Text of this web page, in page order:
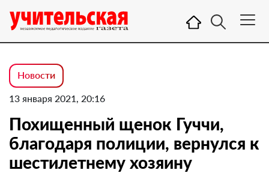
Новости
13 января 2021, 20:16
Похищенный щенок Гуччи,
благодаря полиции, вернулся к
шестилетнему хозяину